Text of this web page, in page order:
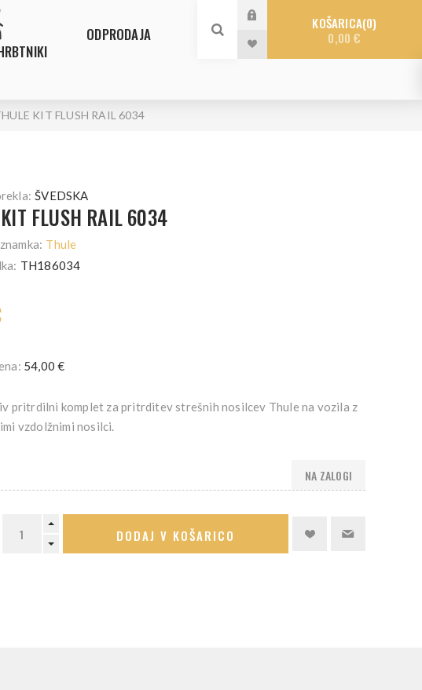
ODPRODAJA
KOŠARICA 0
0,00 €
KIT FLUSH RAIL 6034
ŠVEDSKA
FLUSH RAIL 6034
Thule
TH186034
54,00 €
pritrdilni komplet za pritrditev strešnih nosilcev Thule na vozila z
vzdolžnimi nosilci.
NA ZALOGI
DODAJ V KOŠARICO